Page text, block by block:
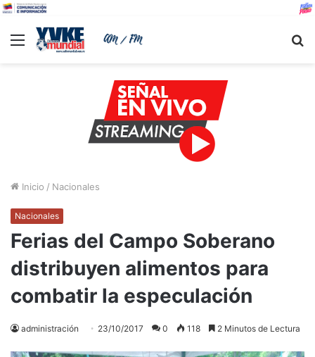
Menu
Inicio / Nacionales
Nacionales
Ferias del Campo Soberano
distribuyen alimentos para
combatir la especulación
administración 23/10/2017 0 118 2 Minutos de Lectura